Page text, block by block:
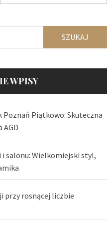
WPISY
Piątkowo: Skuteczna
i salonu: Wielkomiejski styl,
przy rosnącej liczbie